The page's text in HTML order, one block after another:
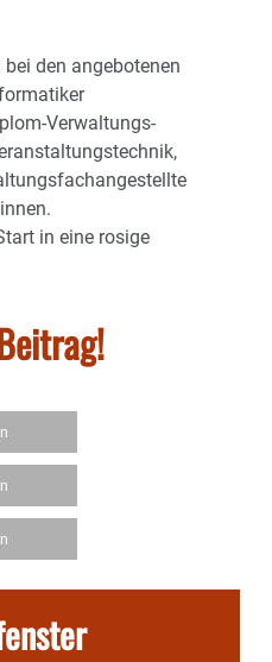
den angebotenen
Verwaltungs-
in eine rosige